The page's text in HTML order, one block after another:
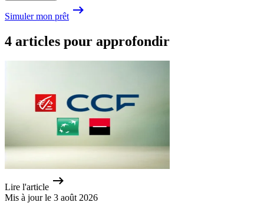
Simuler mon prêt
4 articles pour approfondir
Lire l'article
Mis à jour le 3 août 2026